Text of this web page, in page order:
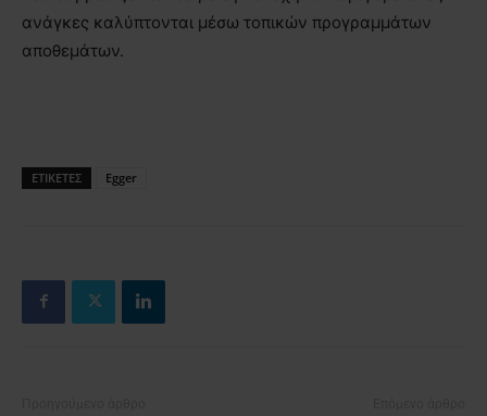
ανάγκες καλύπτονται μέσω τοπικών προγραμμάτων
αποθεμάτων.
ΕΤΙΚΕΤΕΣ Egger